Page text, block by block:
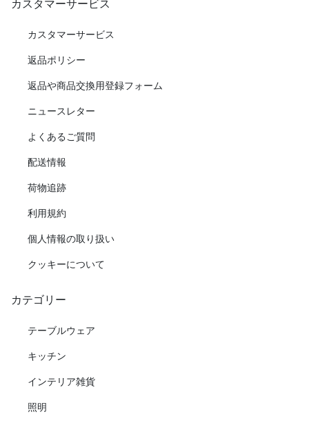
カスタマーサービス
カスタマーサービス
返品ポリシー
返品や商品交換用登録フォーム
ニュースレター
よくあるご質問
配送情報
荷物追跡
利用規約
個人情報の取り扱い
クッキーについて
カテゴリー
テーブルウェア
キッチン
インテリア雑貨
照明